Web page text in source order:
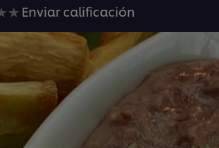
No
se
han
enviado
calificaciones
para
este
recipe
Enviar calificación